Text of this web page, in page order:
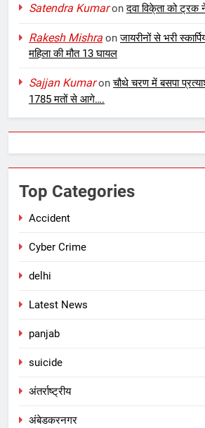
Satendra Kumaronदवा विके्ता को ट्रक
Rakesh Mishra onजायरीनों से भरी
महिला की मौत 13 घायल
Sajjan Kumaronचौथे चरण में बसपा
1785 मतों से आगे….
Top Categories
Accident
Cyber Crime
delhi
Latest News
panjab
suicide
अंतर्राष्ट्रीय
अंबेडकरनगर